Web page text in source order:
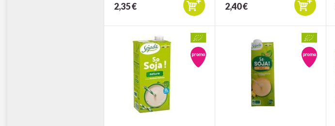
2,35 € 2,40 €